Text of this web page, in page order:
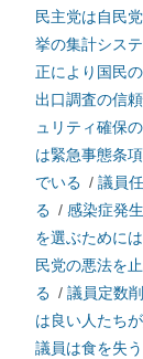
民主党は自民
挙の集計シス
正により国民
出口調査の信
ュリティ確保
は緊急事態条
でいる / 議員
る / 感染症発
を選ぶために
民党の悪法を
る / 議員定数
は良い人たち
議員は食を失